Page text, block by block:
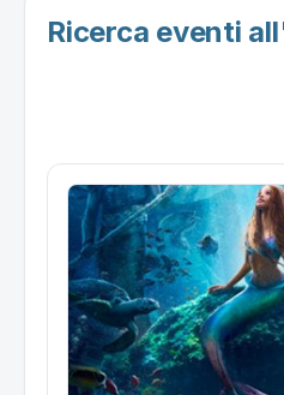
Ricerca eventi